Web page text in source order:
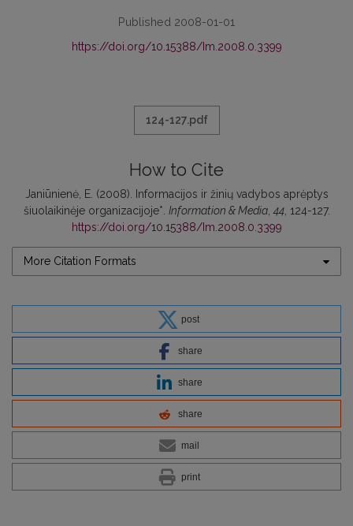
Published 2008-01-01
https://doi.org/10.15388/Im.2008.0.3399
124-127.pdf
How to Cite
Janiūnienė, E. (2008). Informacijos ir žinių vadybos aprėptys
šiuolaikinėje organizacijoje*. Information & Media,44, 124-127.
https://doi.org/10.15388/Im.2008.0.3399
More Citation Formats
post
share
share
share
mail
print